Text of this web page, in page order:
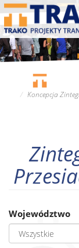
Przejdź
treści
Koncepcja
Województwo